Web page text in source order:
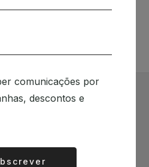
Newsletter
comunicações por
descontos e